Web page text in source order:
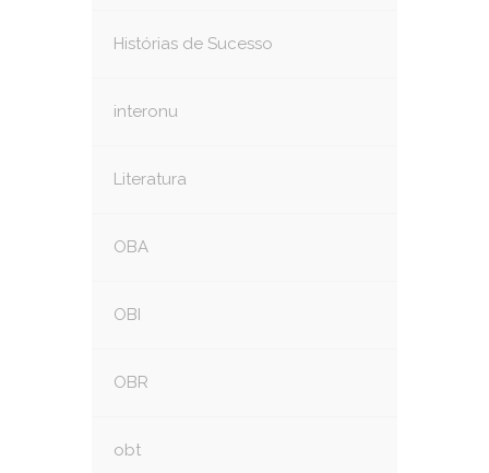
Histórias de Sucesso
interonu
Literatura
OBA
OBI
OBR
obt